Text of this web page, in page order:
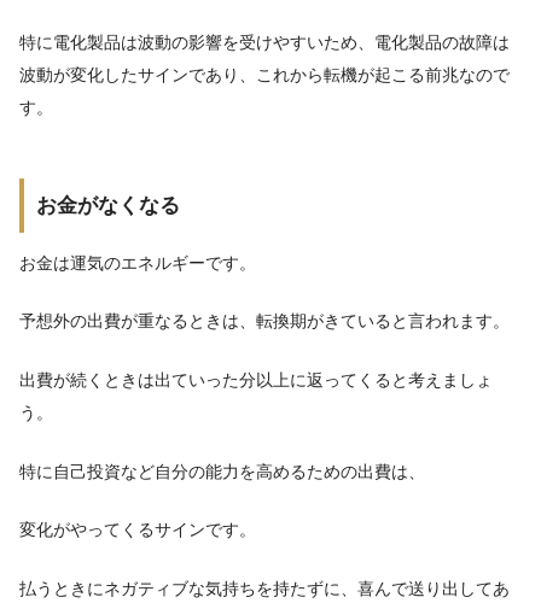
特に電化製品は波動の影響を受けやすいため、電化製品の故障は
波動が変化したサインであり、これから転機が起こる前兆なので
す。
お金がなくなる
お金は運気のエネルギーです。
予想外の出費が重なるときは、転換期がきていると言われます。
出費が続くときは出ていった分以上に返ってくると考えましょ
う。
特に自己投資など自分の能力を高めるための出費は、
変化がやってくるサインです。
払うときにネガティブな気持ちを持たずに、喜んで送り出してあ